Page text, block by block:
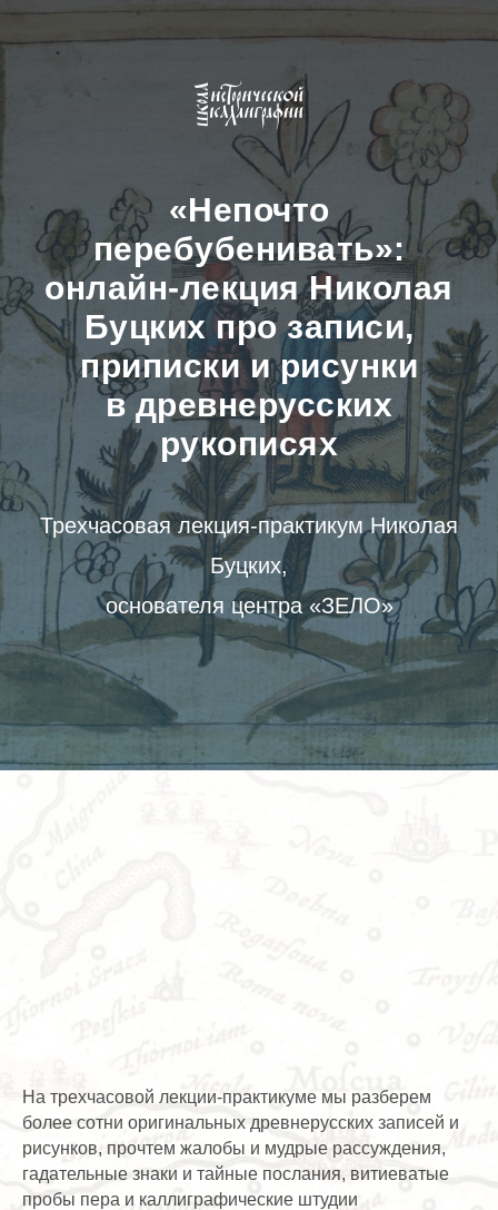
«Непочто
перебубенивать»:
онлайн-лекция Николая
Буцких про записи,
приписки и рисунки
в древнерусских
рукописях
Трехчасовая лекция-практикум Николая
Буцких,
основателя центра «ЗЕЛО»
На трехчасовой лекции-практикуме мы разберем
более сотни оригинальных древнерусских записей и
рисунков, прочтем жалобы и мудрые рассуждения,
гадательные знаки и тайные послания, витиеватые
пробы пера и каллиграфические штудии